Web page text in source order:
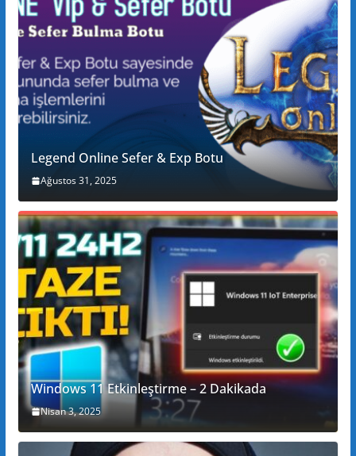
Legend Online Sefer & Exp Botu
Ağustos 31, 2025
Windows 11 Etkinleştirme – 2 Dakikada
Nisan 3, 2025